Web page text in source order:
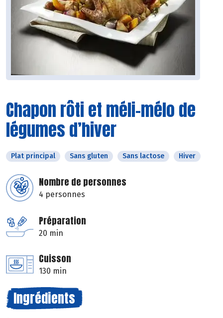
Chapon rôti et méli-mélo de
légumes d’hiver
Plat principal Sans gluten Sans lactose Hiver
Nombre de personnes
4 personnes
Préparation
20 min
Cuisson
130 min
Ingrédients